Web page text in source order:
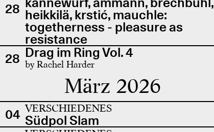
28 heikkilä, krstić, mauchle:
togetherness - pleasure as
resistance
28 Drag im Ring Vol. 4
by Rachel Harder
März 2026
04 VERSCHIEDENES
Südpol Slam